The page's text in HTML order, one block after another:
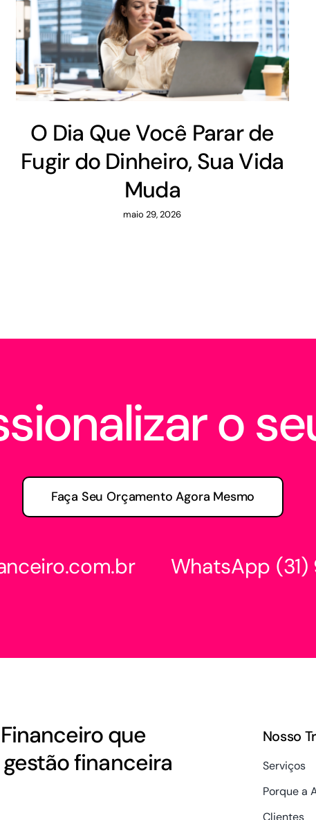
O Dia Que Você Parar de
Fugir do Dinheiro, Sua Vida
Muda
maio 29, 2026
o
Faça Seu Orçamento Agora Mesmo
WhatsApp
que
financeira
Nosso
Serviços
Porque a